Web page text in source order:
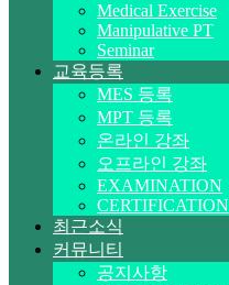
Medical Exercise
Manipulative PT
Seminar
교육등록
MES 등록
MPT 등록
온라인 강좌
오프라인 강좌
EXAMINATION
CERTIFICATION
최근소식
커뮤니티
공지사항